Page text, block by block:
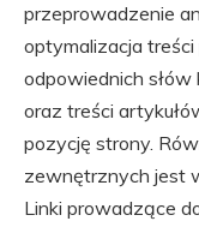
przeprowadzenie
optymalizacja
odpowiednich
oraz treści
pozycję strony.
zewnętrznych jest
Linki prowadzące